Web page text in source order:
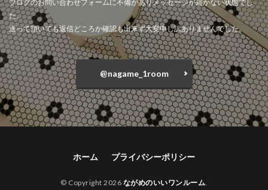
ブログのお問い合わせフォームに不備がありメッセージが届かない状態でし
た。
送って頂いても返信どころか確認も出来ず大変申し訳ありませんでした。
@nagame_1room
ホーム プライバシーポリシー
© Copyright 2026 ながめのいいワンルーム.